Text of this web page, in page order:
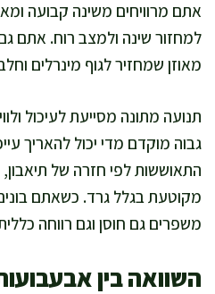
אתם מרוויחים משינה קבועה
למחזור שינה ולמצב רוח. אתם
מאוזן שמחזיר לגוף מינרלים
תנועה מתונה מסייעת לעיכול
גבוה מוקדם מדי יכול להאריך
התאוששות לפי חזרה של תיאבון,
מקוטעת בגלל גרד. כשאתם
משפרים גם חוסן וגם רווחה
השוואה בין